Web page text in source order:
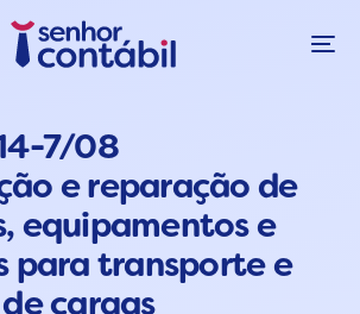
7/08
e reparação de
equipamentos e
para transporte e
cargas